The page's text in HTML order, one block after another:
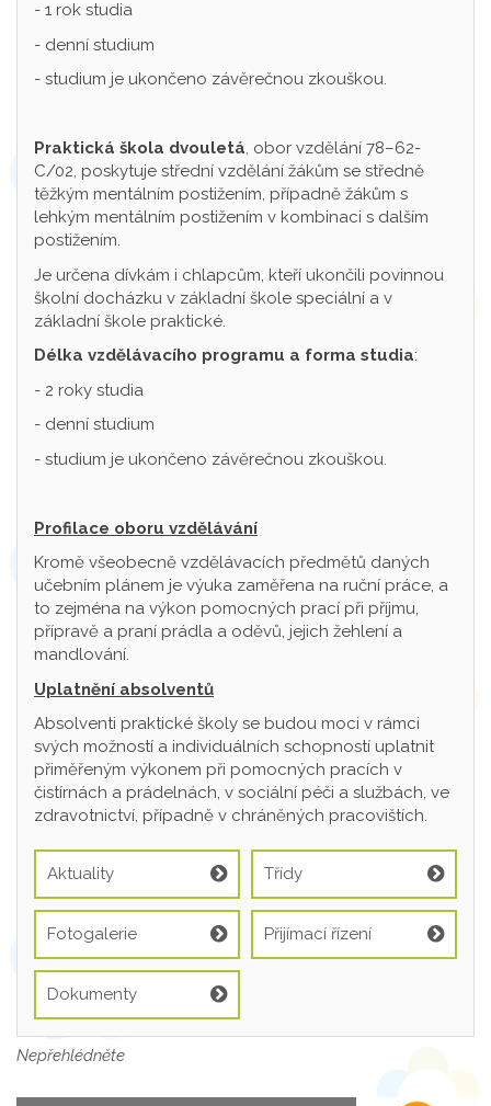
- 1 rok studia
- denní studium
- studium je ukončeno závěrečnou zkouškou.
Praktická škola dvouletá, obor vzdělání 78–62-
C/02, poskytuje střední vzdělání žákům se středně
těžkým mentálním postižením, případně žákům s
lehkým mentálním postižením v kombinaci s dalším
postižením.
Je určena dívkám i chlapcům, kteří ukončili povinnou
školní docházku v základní škole speciální a v
základní škole praktické.
Délka vzdělávacího programu a forma studia:
- 2 roky studia
- denní studium
- studium je ukončeno závěrečnou zkouškou.
Profilace oboru vzdělávání
Kromě všeobecně vzdělávacích předmětů daných
učebním plánem je výuka zaměřena na ruční práce, a
to zejména na výkon pomocných prací při příjmu,
přípravě a praní prádla a oděvů, jejich žehlení a
mandlování.
Uplatnění absolventů
Absolventi praktické školy se budou moci v rámci
svých možností a individuálních schopností uplatnit
přiměřeným výkonem při pomocných pracích v
čistírnách a prádelnách, v sociální péči a službách, ve
zdravotnictví, případně v chráněných pracovištích.
Aktuality Třídy
Fotogalerie Přijímací řízení
Dokumenty
Nepřehlédněte